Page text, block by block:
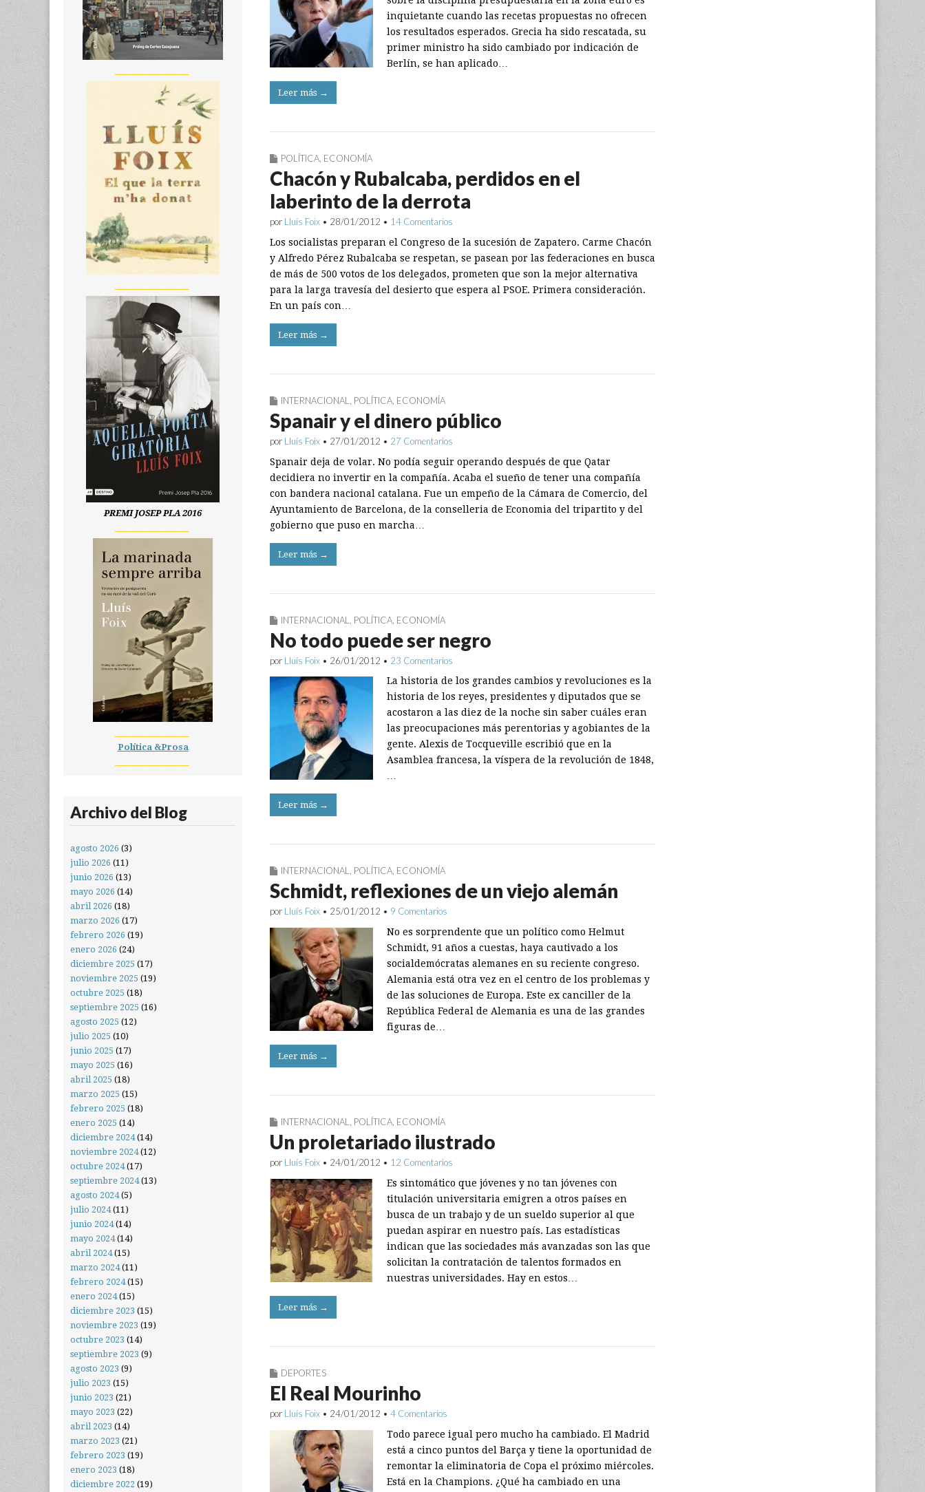
inquietante cuando las recetas propuestas no ofrecen
los resultados esperados. Grecia ha sido rescatada, su
primer ministro ha sido cambiado por indicación de
Berlín, se han aplicado…
Leer más →
POLÍTICA ECONOMÍA
Chacón y Rubalcaba, perdidos en el
laberinto de la derrota
por Lluís Foix • 28/01/2012 • 14 Comentarios
Los socialistas preparan el Congreso de la sucesión de Zapatero. Carme Chacón
y Alfredo Pérez Rubalcaba se respetan, se pasean por las federaciones en busca
de más de 500 votos de los delegados, prometen que son la mejor alternativa
para la larga travesía del desierto que espera al PSOE. Primera consideración.
En un país con…
Leer más →
INTERNACIONAL POLÍTICA ECONOMÍA
Spanair y el dinero público
por Lluís Foix • 27/01/2012 • 27 Comentarios
Spanair deja de volar. No podía seguir operando después de que Qatar
decidiera no invertir en la compañía. Acaba el sueño de tener una compañía
con bandera nacional catalana. Fue un empeño de la Cámara de Comercio, del
Ayuntamiento de Barcelona, de la conselleria de Economia del tripartito y del
gobierno que puso en marcha…
Leer más →
INTERNACIONAL POLÍTICA ECONOMÍA
No todo puede ser negro
por Lluís Foix • 26/01/2012 • 23 Comentarios
La historia de los grandes cambios y revoluciones es la
historia de los reyes, presidentes y diputados que se
acostaron a las diez de la noche sin saber cuáles eran
las preocupaciones más perentorias y agobiantes de la
gente. Alexis de Tocqueville escribió que en la
Asamblea francesa, la víspera de la revolución de 1848,
…
Leer más →
INTERNACIONAL, POLÍTICA, ECONOMÍA
Schmidt, reflexiones de un viejo alemán
por Lluís Foix • 25/01/2012 • 9 Comentarios
No es sorprendente que un político como Helmut
Schmidt, 91 años a cuestas, haya cautivado a los
socialdemócratas alemanes en su reciente congreso.
Alemania está otra vez en el centro de los problemas y
de las soluciones de Europa. Este ex canciller de la
República Federal de Alemania es una de las grandes
figuras de…
Leer más →
INTERNACIONAL, POLÍTICA, ECONOMÍA
Un proletariado ilustrado
por Lluís Foix • 24/01/2012 • 12 Comentarios
Es sintomático que jóvenes y no tan jóvenes con
titulación universitaria emigren a otros países en
busca de un trabajo y de un sueldo superior al que
puedan aspirar en nuestro país. Las estadísticas
indican que las sociedades más avanzadas son las que
solicitan la contratación de talentos formados en
nuestras universidades. Hay en estos…
Leer más →
DEPORTES
El Real Mourinho
por Lluís Foix • 24/01/2012 • 4 Comentarios
Todo parece igual pero mucho ha cambiado. El Madrid
está a cinco puntos del Barça y tiene la oportunidad de
remontar la eliminatoria de Copa el próximo miércoles.
Está en la Champions. ¿Qué ha cambiado en una
PREMI JOSEP PLA 2016
Política &Prosa
Archivo del Blog
agosto 2026 (3)
julio 2026 (11)
junio 2026 (13)
mayo 2026 (14)
abril 2026 (18)
marzo 2026 (17)
febrero 2026 (19)
enero 2026 (24)
diciembre 2025 (17)
noviembre 2025 (19)
octubre 2025 (18)
septiembre 2025 (16)
agosto 2025 (12)
julio 2025 (10)
junio 2025 (17)
mayo 2025 (16)
abril 2025 (18)
marzo 2025 (15)
febrero 2025 (18)
enero 2025 (14)
diciembre 2024(14)
noviembre 2024(12)
octubre 2024(17)
septiembre 2024(13)
agosto 2024(5)
julio 2024(11)
junio 2024(14)
mayo 2024(14)
abril 2024(15)
marzo 2024(11)
febrero 2024(15)
enero 2024(15)
diciembre 2023 (15)
noviembre 2023 (19)
octubre 2023 (14)
septiembre 2023 (9)
agosto 2023 (9)
julio 2023 (15)
junio 2023 (21)
mayo 2023 (22)
abril 2023 (14)
marzo 2023 (21)
febrero 2023 (19)
enero 2023 (18)
diciembre 2022 (19)